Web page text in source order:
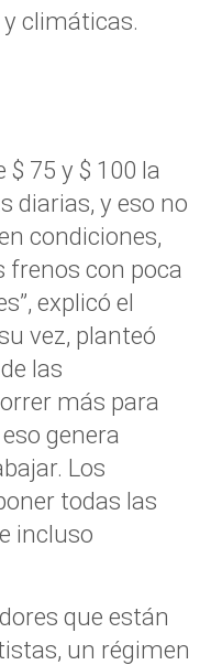
climáticas.
75 y $ 100 la
diarias, y eso no
condiciones,
frenos con poca
explicó el
vez, planteó
las
más para
genera
Los
todas las
incluso
que están
un régimen